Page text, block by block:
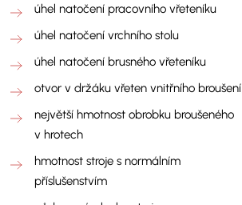
úhel natočení pracovního vřeteníku
úhel natočení vrchního stolu
úhel natočení brusného vřeteníku
otvor v držáku vřeten vnitřního broušení
největší hmotnost obrobku broušeného
v hrotech
hmotnost stroje s normálním
příslušenstvím